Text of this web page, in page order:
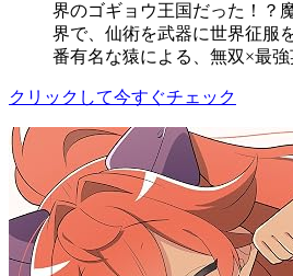
界のゴギョウ王国だった！？
界で、仙術を武器に世界征服
番有名な猿による、無双×最
クリックして今すぐチェック